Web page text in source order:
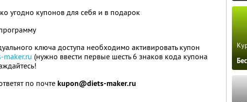
угодно купонов для себя и в подарок
ключа доступа необходимо активировать купон
maker.ru (нужно ввести первые шесть 6 знаков кода купона
по почте kupon@diets-maker.ru